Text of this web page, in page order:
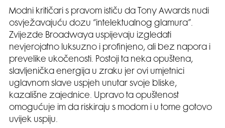
Modni kritičari s pravom ističu da Tony Awards nudi
osvježavajuću dozu “intelektualnog glamura”.
Zvijezde Broadwaya uspijevaju izgledati
nevjerojatno luksuzno i profinjeno, ali bez napora i
prevelike ukočenosti. Postoji ta neka opuštena,
slavljenička energija u zraku jer ovi umjetnici
uglavnom slave uspjeh unutar svoje bliske,
kazališne zajednice. Upravo ta opuštenost
omogućuje im da riskiraju s modom i u tome gotovo
uvijek uspiju.